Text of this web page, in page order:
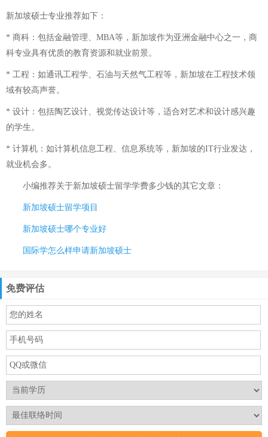
新加坡硕士专业推荐如下：
* 商科：包括金融管理、MBA等，新加坡作为亚洲金融中心之一，商
科专业具有优质的教育资源和就业前景。
* 工程：如通讯工程学、石油与天然气工程等，新加坡在工程技术领
域有较高声誉。
* 设计：包括陶艺设计、视觉传达设计等，适合对艺术和设计感兴趣
的学生。
* 计算机：如计算机信息工程、信息系统等，新加坡的IT行业发达，
就业机会多。
小编推荐关于新加坡硕士留学学费多少钱的其它文章：
新加坡硕士留学项目
新加坡硕士哪个专业好
国际学怎么样申请新加坡硕士
免费评估